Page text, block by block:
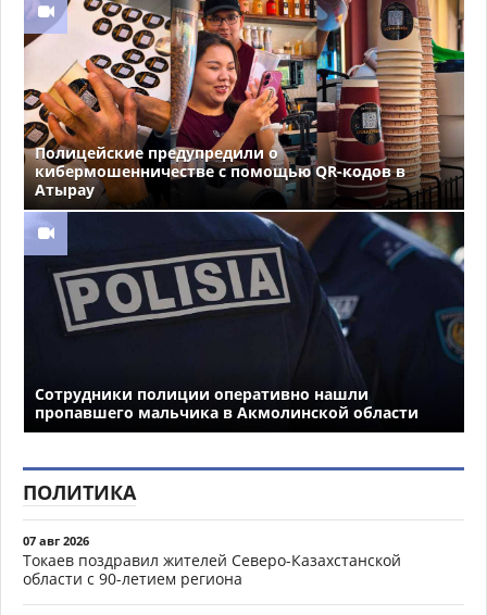
Полицейские предупредили о
кибермошенничестве с помощью QR-кодов в
Атырау
Сотрудники полиции оперативно нашли
пропавшего мальчика в Акмолинской области
ПОЛИТИКА
07 авг 2026
Токаев поздравил жителей Северо-Казахстанской
области с 90-летием региона